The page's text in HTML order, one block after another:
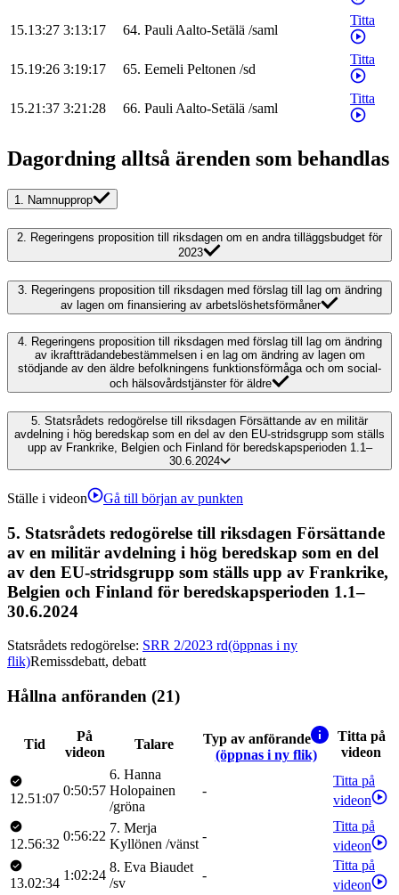
15.13:27 3:13:17 64. PauliAalto-Setälä /saml
Titta
15.19:26 3:19:17 65. Eemeli Peltonen /sd
Titta
15.21:37 3:21:28 66. PauliAalto-Setälä /saml
Titta
Dagordning alltså ärenden som behandlas
1. Namnupprop
2. Regeringens proposition till riksdagen om en andra tilläggsbudget för
2023
3. Regeringens proposition till riksdagen med förslag till lag om ändring
av lagen om finansiering av arbetslöshetsförmåner
4. Regeringens proposition till riksdagen med förslag till lag om ändring
av ikraftträdandebestämmelsen i en lag om ändring av lagen om
stödjande av den äldre befolkningens funktionsförmåga och om social-
och hälsovårdstjänster för äldre
5. Statsrådets redogörelse till riksdagen Försättande av en militär
avdelning i hög beredskap som en del av den EU-stridsgrupp som ställs
upp av Frankrike, Belgien och Finland för beredskapsperioden 1.1–
30.6.2024
Ställe i videon Gå till början av punkten
5. Statsrådets redogörelse till riksdagen Försättande
av en militär avdelning i hög beredskap som en del
av den EU-stridsgrupp som ställs upp av Frankrike,
Belgien och Finland för beredskapsperioden 1.1–
30.6.2024
Statsrådets redogörelse: SRR 2/2023 rd(öppnas i ny
flik)Remissdebatt, debatt
Hållna anföranden (21)
Tid
På
videon
Talare
Typ av anförande
(öppnas i ny flik)
Titta på
videon
12.51:07
0:50:57
6. Hanna
Holopainen
/gröna
-
Titta på
videon
12.56:32
0:56:22
7. Merja
Kyllönen /vänst
-
Titta på
videon
13.02:34
1:02:24
8. Eva Biaudet
/sv
-
Titta på
videon